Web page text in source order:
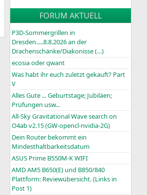
FORUM AKTUELL
P3D-Sommergrillen in
Dresden.....8.8.2026 an der
Drachenschänke/Diakonisse (…)
ecosia oder qwant
Was habt ihr euch zuletzt gekauft? Part
V
Alles Gute ... Geburtstage; Jubiläen;
Prüfungen usw...
All-Sky Gravitational Wave search on
O4ab v2.15 (GW-opencl-nvidia-2G)
Dein Router bekommt ein
Mindesthaltbarkeitsdatum
ASUS Prime B550M-K WIFI
AMD AM5 B650(E) und B850/840
Plattform: Reviewübersicht. (Links in
Post 1)